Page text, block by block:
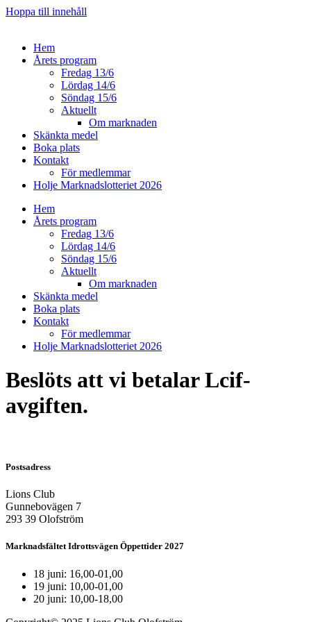
Hoppa till innehåll
Hem
Årets program
Fredag 13/6
Lördag 14/6
Söndag 15/6
Aktuellt
Om marknaden
Skänkta medel
Boka plats
Kontakt
För medlemmar
Holje Marknadslotteriet 2026
Hem
Årets program
Fredag 13/6
Lördag 14/6
Söndag 15/6
Aktuellt
Om marknaden
Skänkta medel
Boka plats
Kontakt
För medlemmar
Holje Marknadslotteriet 2026
Beslöts att vi betalar Lcif-
avgiften.
Postsadress
Lions Club
Gunnebovägen 7
293 39 Olofström
Marknadsfältet Idrottsvägen Öppettider 2027
18 juni: 16,00-01,00
19 juni: 10,00-01,00
20 juni: 10,00-18,00